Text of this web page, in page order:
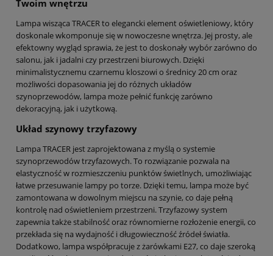
Twoim wnętrzu
Lampa wisząca TRACER to elegancki element oświetleniowy, który
doskonale wkomponuje się w nowoczesne wnętrza. Jej prosty, ale
efektowny wygląd sprawia, że jest to doskonały wybór zarówno do
salonu, jak i jadalni czy przestrzeni biurowych. Dzięki
minimalistycznemu czarnemu kloszowi o średnicy 20 cm oraz
możliwości dopasowania jej do różnych układów
szynoprzewodów, lampa może pełnić funkcję zarówno
dekoracyjną, jak i użytkową.
Układ szynowy trzyfazowy
Lampa TRACER jest zaprojektowana z myślą o systemie
szynoprzewodów trzyfazowych. To rozwiązanie pozwala na
elastyczność w rozmieszczeniu punktów świetlnych, umożliwiając
łatwe przesuwanie lampy po torze. Dzięki temu, lampa może być
zamontowana w dowolnym miejscu na szynie, co daje pełną
kontrolę nad oświetleniem przestrzeni. Trzyfazowy system
zapewnia także stabilność oraz równomierne rozłożenie energii, co
przekłada się na wydajność i długowieczność źródeł światła.
Dodatkowo, lampa współpracuje z żarówkami E27, co daje szeroką